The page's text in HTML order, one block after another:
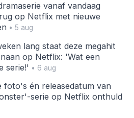
vanaf vandaag
op Netflix met nieuwe
• 5 aug
lang staat deze megahit
op Netflix: 'Wat een
serie!' • 6 aug
foto's én releasedatum van
serie op Netflix onthuld